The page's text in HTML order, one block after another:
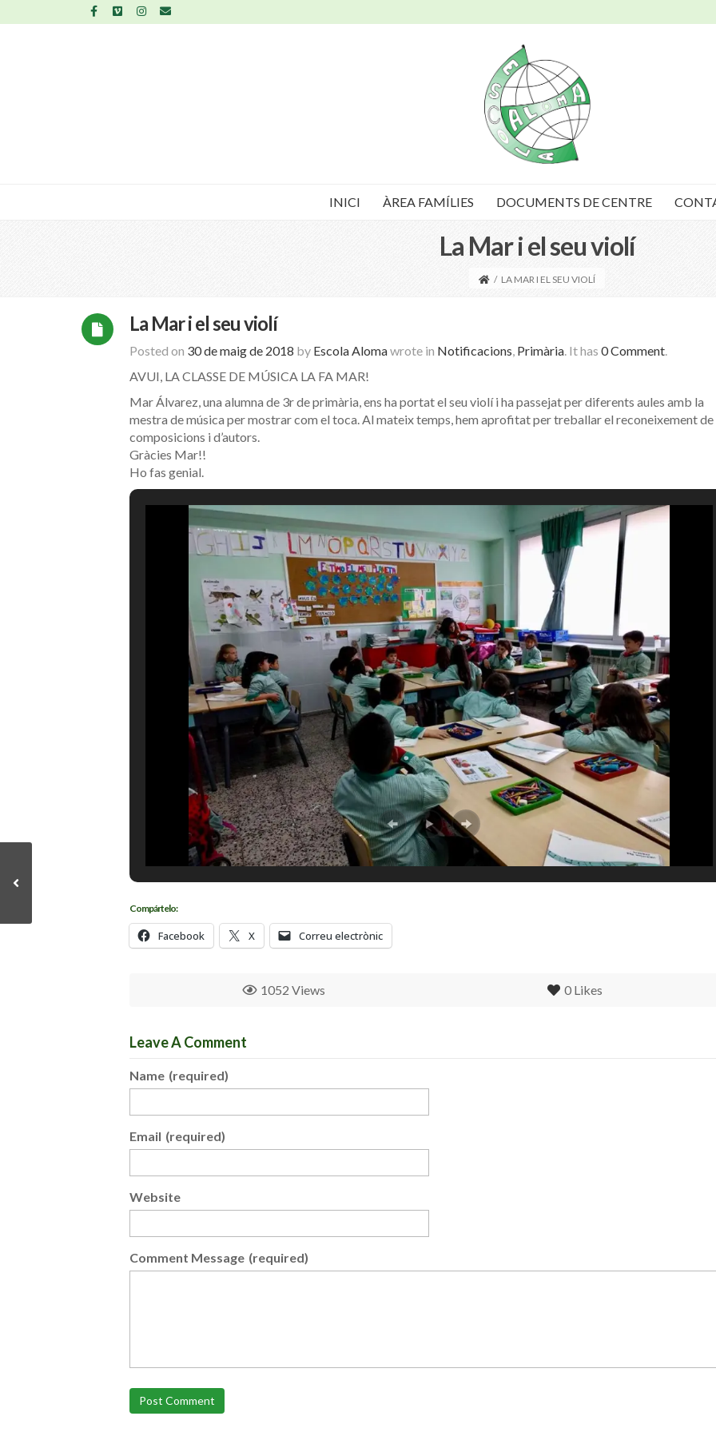
INICI ÀREA FAMÍLIES DOCUMENTS DE CENTRE
La Mar i el seu violí
/ LA MAR I EL SEU VIOLÍ
La Mar i el seu violí
Posted on 30 de maig de 2018 by Escola Alomawrote in Notificacions, Primària. It has 0 Comment.
AVUI, LA CLASSE DE MÚSICA LA FA MAR!
Mar Álvarez, una alumna de 3r de primària, ens ha portat el seu violí i ha passejat per diferents aules amb la
mestra de música per mostrar com el toca. Al mateix temps, hem aprofitat per treballar el reconeixement de
composicions i d’autors.
Gràcies Mar!!
Ho fas genial.
Compártelo:
Facebook X Correu electrònic
0 Likes
1052 Views
Leave A Comment
Name (required)
Email (required)
Website
Comment Message (required)
Post Comment